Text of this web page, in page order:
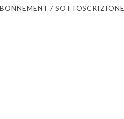
/ SOTTOSCRIZIONE